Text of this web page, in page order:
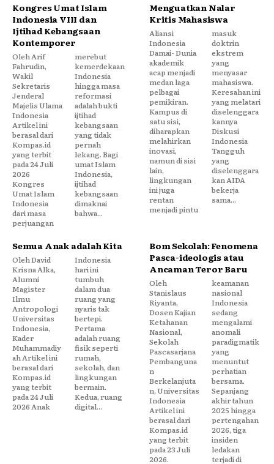
Kongres Umat Islam
Indonesia VIII dan
Ijtihad Kebangsaan
Kontemporer
Oleh Arif
Fahrudin,
Wakil
Sekretaris
Jenderal
Majelis Ulama
Indonesia
Artikel ini
berasal dari
Kompas.id
yang terbit
pada 24 Juli
2026
Kongres
Umat Islam
Indonesia
dari masa
perjuangan
merebut
kemerdekaan
Indonesia
hingga masa
reformasi
adalah bukti
ijtihad
kebangsaan
yang tidak
pernah
lekang. Bagi
umat Islam
Indonesia,
ijtihad
kebangsaan
dimaknai
bahwa...
Menguatkan Nalar
Kritis Mahasiswa
Aliansi
Indonesia
Damai- Dunia
akademik
acap menjadi
medan laga
pelbagai
pemikiran.
Kampus di
satu sisi,
diharapkan
melahirkan
inovasi,
namun di sisi
lain,
lingkungan
ini juga
rentan
menjadi pintu
masuk
doktrin
ekstrem
yang
menyasar
mahasiswa.
Keresahan ini
yang melatari
diselenggara
kannya
Diskusi
Indonesia
Tangguh
yang
diselenggara
kan AIDA
bekerja
sama...
Semua Anak adalah Kita
Oleh David
Krisna Alka,
Alumni
Magister
Ilmu
Antropologi
Universitas
Indonesia,
Kader
Muhammadiy
ah Artikel ini
berasal dari
Kompas.id
yang terbit
pada 24 Juli
2026 Anak
Indonesia
hari ini
tumbuh
dalam dua
ruang yang
nyaris tak
bertepi.
Pertama
adalah ruang
fisik seperti
rumah,
sekolah, dan
lingkungan
bermain.
Kedua, ruang
digital...
Bom Sekolah: Fenomena
Pasca-ideologis atau
Ancaman Teror Baru
Oleh
Stanislaus
Riyanta,
Dosen Kajian
Ketahanan
Nasional,
Sekolah
Pascasarjana
Pembanguna
n
Berkelanjuta
n, Universitas
Indonesia
Artikel ini
berasal dari
Kompas.id
yang terbit
pada 23 Juli
2026.
keamanan
nasional
Indonesia
sedang
mengalami
anomali
paradigmatik
yang
menuntut
perhatian
bersama.
Sepanjang
akhir tahun
2025 hingga
pertengahan
2026, tiga
insiden
ledakan
terjadi di